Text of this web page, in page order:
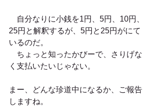
自分なりに小銭を1円、5円、10円、
25円と解釈するが、5円と25円がにて
いるのだ。
ちょっと知ったかびーで、さりげな
く支払いたいじゃない。
まー、どんな珍道中になるか、ご報告
しますね。